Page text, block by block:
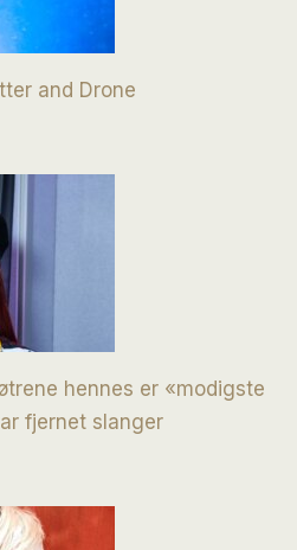
and Drone
hennes er «modigste
fjernet slanger